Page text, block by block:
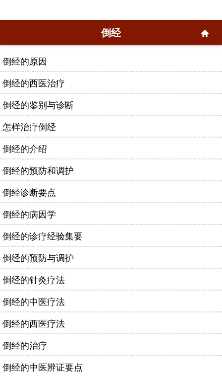
倒经
倒经的原因
倒经的西医治疗
倒经的鉴别与诊断
怎样治疗倒经
倒经的介绍
倒经的预防和调护
倒经诊断要点
倒经的病因学
倒经的诊疗经验集要
倒经的预防与调护
倒经的针灸疗法
倒经的中医疗法
倒经的西医疗法
倒经的治疗
倒经的中医辨证要点